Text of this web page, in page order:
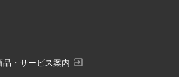
品・サービス案内 exit_to_app